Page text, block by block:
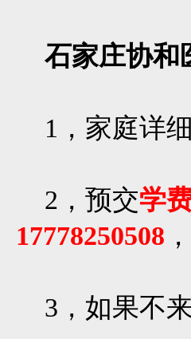
石家庄协和
1，家庭详
2，预交学
17778250508
3，如果不来